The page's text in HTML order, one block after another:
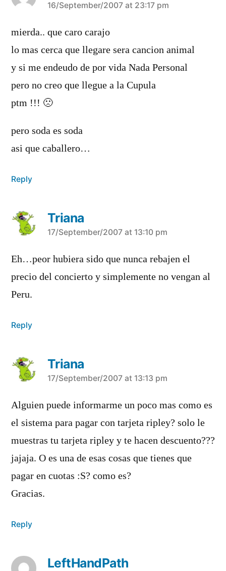
says:
16/September/2007 at 23:17 pm
mierda.. que caro carajo
lo mas cerca que llegare sera cancion animal
y si me endeudo de por vida Nada Personal
pero no creo que llegue a la Cupula
ptm !!! 🙁
pero soda es soda
asi que caballero…
Reply
Triana
says:
17/September/2007 at 13:10 pm
Eh…peor hubiera sido que nunca rebajen el
precio del concierto y simplemente no vengan al
Peru.
Reply
Triana
says:
17/September/2007 at 13:13 pm
Alguien puede informarme un poco mas como es
el sistema para pagar con tarjeta ripley? solo le
muestras tu tarjeta ripley y te hacen descuento???
jajaja. O es una de esas cosas que tienes que
pagar en cuotas :S? como es?
Gracias.
Reply
LeftHandPath